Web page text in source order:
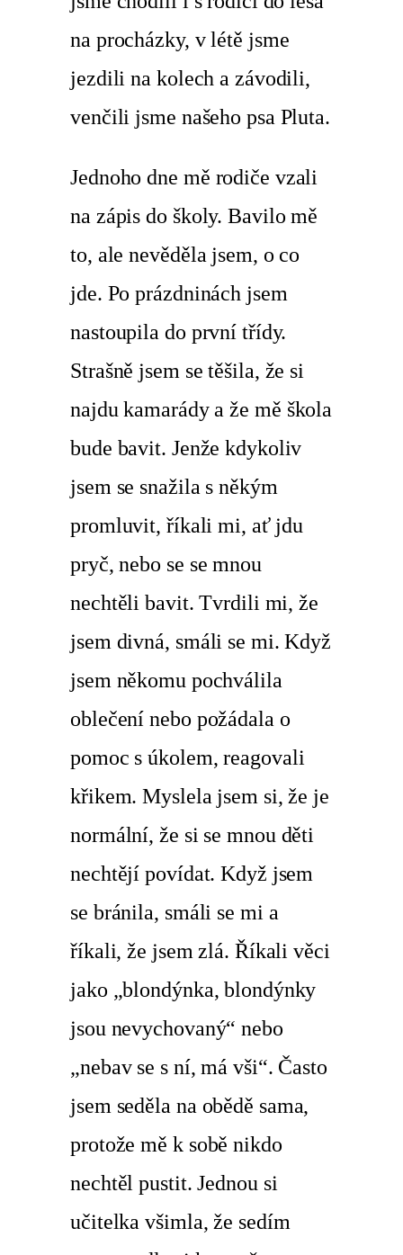
na procházky, v létě jsme
jezdili na kolech a závodili,
venčili jsme našeho psa Pluta.
Jednoho dne mě rodiče vzali
na zápis do školy. Bavilo mě
to, ale nevěděla jsem, o co
jde. Po prázdninách jsem
nastoupila do první třídy.
Strašně jsem se těšila, že si
najdu kamarády a že mě škola
bude bavit. Jenže kdykoliv
jsem se snažila s někým
promluvit, říkali mi, ať jdu
pryč, nebo se se mnou
nechtěli bavit. Tvrdili mi, že
jsem divná, smáli se mi. Když
jsem někomu pochválila
oblečení nebo požádala o
pomoc s úkolem, reagovali
křikem. Myslela jsem si, že je
normální, že si se mnou děti
nechtějí povídat. Když jsem
se bránila, smáli se mi a
říkali, že jsem zlá. Říkali věci
jako „blondýnka, blondýnky
jsou nevychovaný“ nebo
„nebav se s ní, má vši“. Často
jsem seděla na obědě sama,
protože mě k sobě nikdo
nechtěl pustit. Jednou si
učitelka všimla, že sedím